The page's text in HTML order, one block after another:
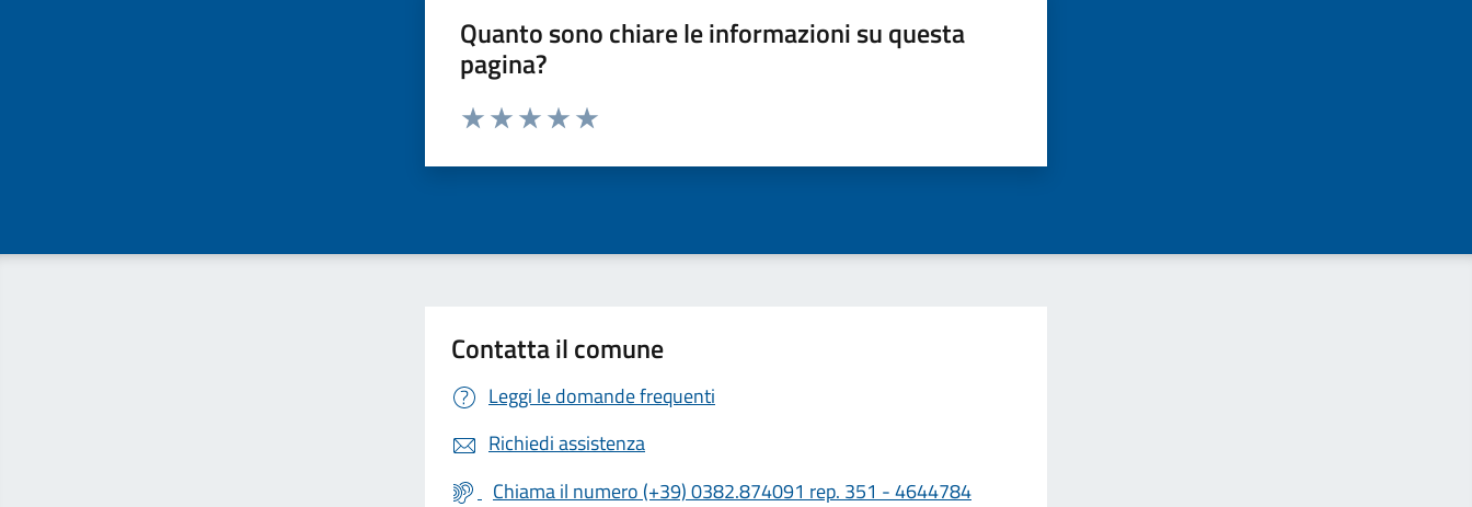
Quanto sono chiare le informazioni su questa
pagina?
Valuta da 1 a 5 stelle la pagina
Contatta il comune
Leggi le domande frequenti
Richiedi assistenza
Chiama il numero (+39) 0382.874091 rep. 351 - 4644784